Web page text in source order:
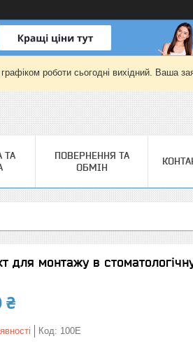
роботи сьогодні вихідний. Ваша
ТА
ПОВЕРНЕННЯ ТА
ОБМІН
для монтажу в
₴
Код: 100E